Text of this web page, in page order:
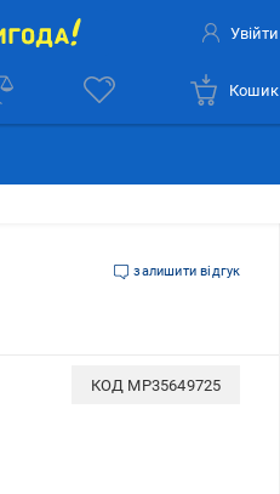
Увійти
Кошик
залишити відгук
КОД MP35649725